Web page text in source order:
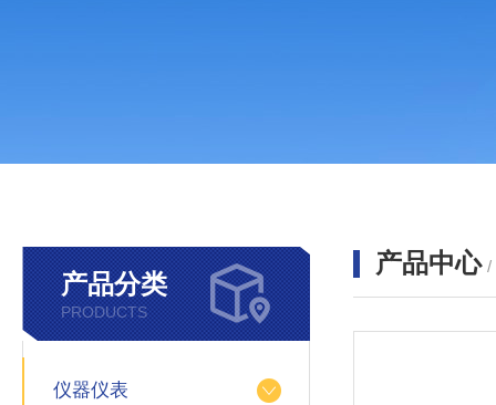
产品分类
PRODUCTS
仪器仪表
产品中心 /